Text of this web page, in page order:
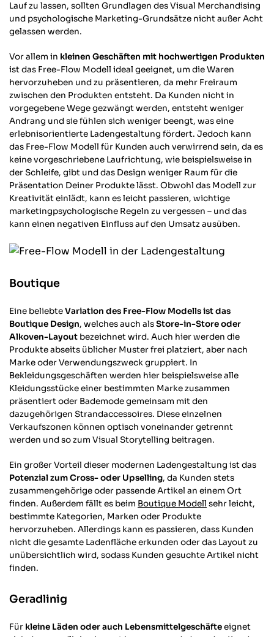
Lauf zu lassen, sollten Grundlagen des Visual Merchandising
und psychologische Marketing-Grundsätze nicht außer Acht
gelassen werden.
Vor allem in kleinen Geschäften mit hochwertigen Produkten
ist das Free-Flow Modell ideal geeignet, um die Waren
hervorzuheben und zu präsentieren, da mehr Freiraum
zwischen den Produkten entsteht. Da Kunden nicht in
vorgegebene Wege gezwängt werden, entsteht weniger
Andrang und sie fühlen sich weniger beengt, was eine
erlebnisorientierte Ladengestaltung fördert. Jedoch kann
das Free-Flow Modell für Kunden auch verwirrend sein, da es
keine vorgeschriebene Laufrichtung, wie beispielsweise in
der Schleife, gibt und das Design weniger Raum für die
Präsentation Deiner Produkte lässt. Obwohl das Modell zur
Kreativität einlädt, kann es leicht passieren, wichtige
marketingpsychologische Regeln zu vergessen – und das
kann einen negativen Einfluss auf den Umsatz ausüben.
Boutique
Eine beliebteVariation des Free-Flow Modells ist das
Boutique Design, welches auch alsStore-in-Store oder
Alkoven-Layout bezeichnet wird. Auch hier werden die
Produkte abseits üblicher Muster frei platziert, aber nach
Marke oder Verwendungszweck gruppiert. In
Bekleidungsgeschäften werden hier beispielsweise alle
Kleidungsstücke einer bestimmten Marke zusammen
präsentiert oder Bademode gemeinsam mit den
dazugehörigen Strandaccessoires. Diese einzelnen
Verkaufszonen können optisch voneinander getrennt
werden und so zum Visual Storytelling beitragen.
Ein großer Vorteil dieser modernen Ladengestaltung ist das
Potenzial zum Cross- oder Upselling, da Kunden stets
zusammengehörige oder passende Artikel an einem Ort
finden. Außerdem fällt es beim Boutique Modell sehr leicht,
bestimmte Kategorien, Marken oder Produkte
hervorzuheben. Allerdings kann es passieren, dass Kunden
nicht die gesamte Ladenfläche erkunden oder das Layout zu
unübersichtlich wird, sodass Kunden gesuchte Artikel nicht
finden.
Geradlinig
Für kleine Läden oder auch Lebensmittelgeschäfteeignet